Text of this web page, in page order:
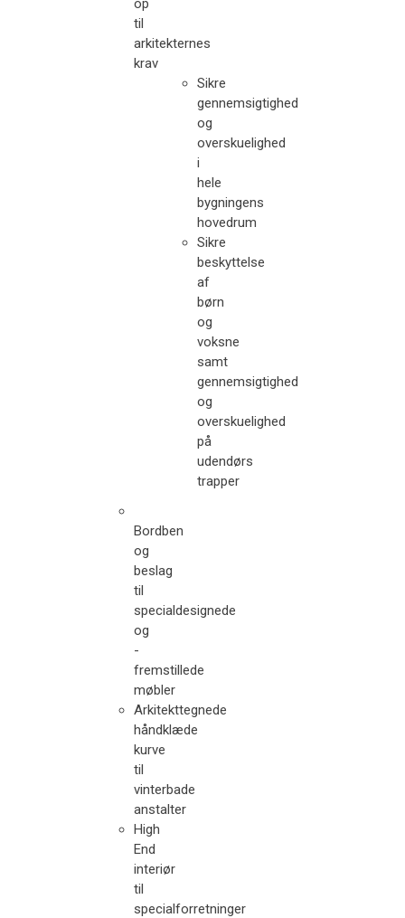
op
til
arkitekternes
krav
Sikre
gennemsigtighed
og
overskuelighed
i
hele
bygningens
hovedrum
Sikre
beskyttelse
af
børn
og
voksne
samt
gennemsigtighed
og
overskuelighed
på
udendørs
trapper
Bordben
og
beslag
til
specialdesignede
og
-
fremstillede
møbler
Arkitekttegnede
håndklæde
kurve
til
vinterbade
anstalter
High
End
interiør
til
specialforretninger